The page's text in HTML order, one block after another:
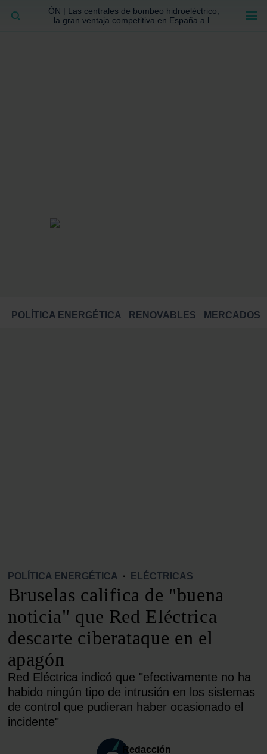
ÓN | Las centrales de bombeo hidroeléctrico,
la gran ventaja competitiva en España a la
POLÍTICA ENERGÉTICA RENOVABLES MERCADOS
BUSCAR
POLÍTICA ENERGÉTICA · ELÉCTRICAS
Bruselas califica de "buena
noticia" que Red Eléctrica
descarte ciberataque en el
apagón
Red Eléctrica indicó que "efectivamente no ha
habido ningún tipo de intrusión en los sistemas
de control que pudieran haber ocasionado el
incidente"
Redacción